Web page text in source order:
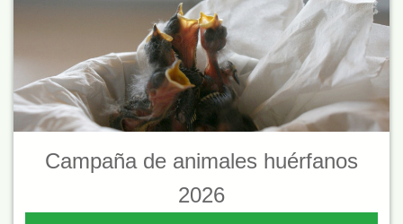
Campaña de animales huérfanos
2026